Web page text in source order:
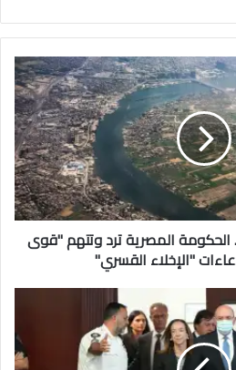
الحكومة المصرية ترد وتتهم "قوى
"الإخلاء القسري"